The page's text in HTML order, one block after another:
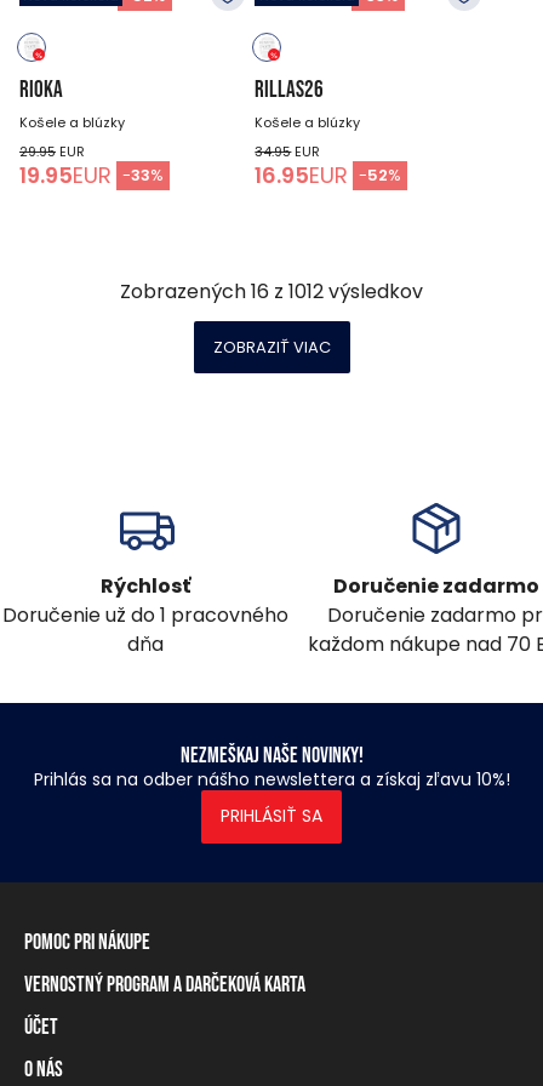
RIOKA
Košele a blúzky
29.95 EUR
19.95EUR -33%
RILLAS26
Košele a blúzky
34.95EUR
16.95EUR -52%
Zobrazených16 z 1012výsledkov
ZOBRAZIŤ VIAC
Rýchlosť
Doručenie už do 1 pracovného
dňa
Doručenie zadarmo
Doručenie zadarmo
každom nákupe nad 70
Nezmeškaj naše novinky!
Prihlás sa na odber nášho newslettera a získaj zľavu 10%!
PRIHLÁSIŤ SA
Pomoc pri nákupe
Informácie o doručení
Spôsoby platby
Tabuľka rozmerov
Vernostný program a darčeková karta
Vernostný program
Darčeková karta
Účet
Prihlásenie / registrácia
O nás